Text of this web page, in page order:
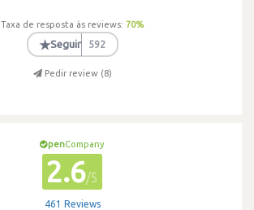
Taxa de resposta às reviews: 70%
★Seguir 592
Pedir review (8)
penCompany
2.6/5
461 Reviews